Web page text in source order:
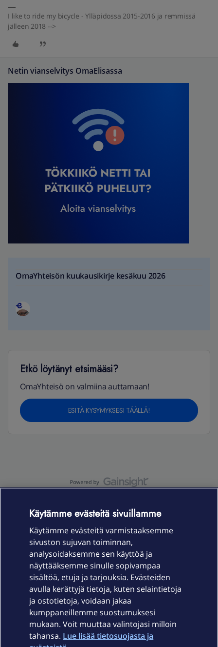
I like to ride my bicycle - Ylläpidossa 2015-2016 ja remmissä
jälleen 2018 -->
Netin vianselvitys OmaElisassa
OmaYhteisön kuukausikirje kesäkuu 2026
Etkö löytänyt etsimääsi?
OmaYhteisö on valmiina auttamaan!
ESITÄ KYSYMYKSESI TÄÄLLÄ!
Laitteet & liittymät
Palvelut
Ajankohtaista
Käytämme evästeitä sivuillamme
Käytämme evästeitä varmistaaksemme
sivuston sujuvan toiminnan,
analysoidaksemme sen käyttöä ja
näyttääksemme sinulle sopivampaa
sisältöä, etuja ja tarjouksia. Evästeiden
avulla kerättyjä tietoja, kuten selaintietoja
ja ostotietoja, voidaan jakaa
kumppaneillemme suostumuksesi
mukaan. Voit muuttaa valintojasi milloin
tahansa. Lue lisää tietosuojasta ja